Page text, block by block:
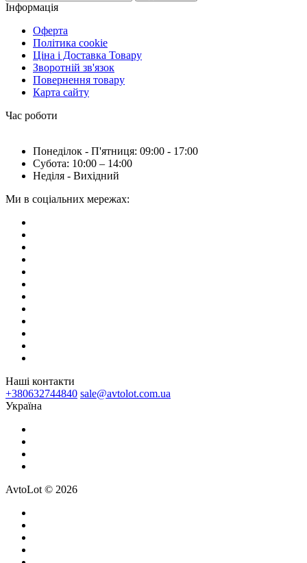
Інформація
Оферта
Політика cookie
Ціна і Доставка Товару
Зворотній зв'язок
Повернення товару
Карта сайту
Час роботи
Понеділок - П'ятниця: 09:00 - 17:00
Субота: 10:00 – 14:00
Неділя - Вихідний
Ми в соціальних мережах:
Наші контакти
+380632744840 sale@avtolot.com.ua
Українa
AvtoLot © 2026